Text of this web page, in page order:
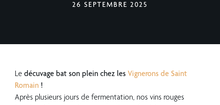
26 SEPTEMBRE 2025
Le décuvage bat son plein chez les Vignerons de Saint
Romain !
Après plusieurs jours de fermentation, nos vins rouges